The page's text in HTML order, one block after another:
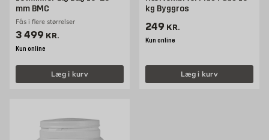
mm BMC
Fås i flere størrelser
Pris 3499 kr. /stk
3 499 KR.
Kun online
Læg i kurv
kg Byggros
Pris 249 kr. /stk
249 KR.
Kun online
Læg i kurv